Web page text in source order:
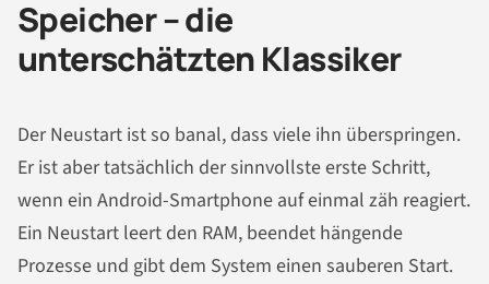
Speicher – die
unterschätzten Klassiker
Der Neustart ist so banal, dass viele ihn überspringen.
Er ist aber tatsächlich der sinnvollste erste Schritt,
wenn ein Android-Smartphone auf einmal zäh reagiert.
Ein Neustart leert den RAM, beendet hängende
Prozesse und gibt dem System einen sauberen Start.